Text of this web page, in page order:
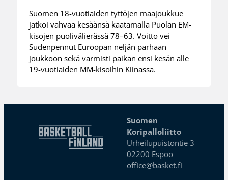
Suomen 18-vuotiaiden tyttöjen maajoukkue
jatkoi vahvaa kesäänsä kaatamalla Puolan EM-
kisojen puolivälierässä 78–63. Voitto vei
Sudenpennut Euroopan neljän parhaan
joukkoon sekä varmisti paikan ensi kesän alle
19-vuotiaiden MM-kisoihin Kiinassa.
Suomen
Koripalloliitto
Urheilupuistontie 3
02200 Espoo
office@basket.fi